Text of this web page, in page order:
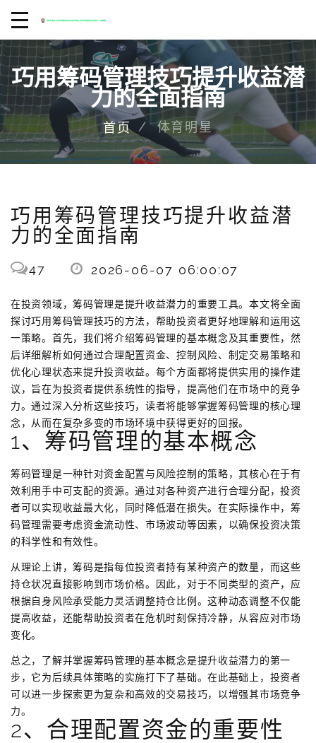
巧用筹码管理技巧提升收益潜
力的全面指南
首页 体育明星
巧用筹码管理技巧提升收益潜
力的全面指南
47 2026-06-07 06:00:07
在投资领域，筹码管理是提升收益潜力的重要工具。本文将全面
探讨巧用筹码管理技巧的方法，帮助投资者更好地理解和运用这
一策略。首先，我们将介绍筹码管理的基本概念及其重要性，然
后详细解析如何通过合理配置资金、控制风险、制定交易策略和
优化心理状态来提升投资收益。每个方面都将提供实用的操作建
议，旨在为投资者提供系统性的指导，提高他们在市场中的竞争
力。通过深入分析这些技巧，读者将能够掌握筹码管理的核心理
念，从而在复杂多变的市场环境中获得更好的回报。
1、筹码管理的基本概念
筹码管理是一种针对资金配置与风险控制的策略，其核心在于有
效利用手中可支配的资源。通过对各种资产进行合理分配，投资
者可以实现收益最大化，同时降低潜在损失。在实际操作中，筹
码管理需要考虑资金流动性、市场波动等因素，以确保投资决策
的科学性和有效性。
从理论上讲，筹码是指每位投资者持有某种资产的数量，而这些
持仓状况直接影响到市场价格。因此，对于不同类型的资产，应
根据自身风险承受能力灵活调整持仓比例。这种动态调整不仅能
提高收益，还能帮助投资者在危机时刻保持冷静，从容应对市场
变化。
总之，了解并掌握筹码管理的基本概念是提升收益潜力的第一
步，它为后续具体策略的实施打下了基础。在此基础上，投资者
可以进一步探索更为复杂和高效的交易技巧，以增强其市场竞争
力。
2、合理配置资金的重要性